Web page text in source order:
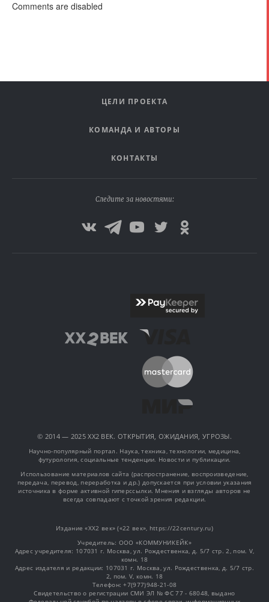
Comments are disabled
ЦЕЛИ ПРОЕКТА
КОМАНДА И АВТОРЫ
КОНТАКТЫ
Следите за новостями:
© 2014 — 2025 XX2 ВЕК. ОТКРЫТИЯ, ОЖИДАНИЯ, УГРОЗЫ.
Научно-популярный портал. Наука, техника, технологии, медицина,
футурология, социальные тенденции. Новости и публикации.
Использование материалов сайта (распространение, воспроизведение,
передача, перевод, переработка и др.) допускается при условии указания
источника в форме активной гиперссылки. Мнения и взгляды авторов не
всегда совпадают с точкой зрения редакции.
Издание «XX2 век» («22 век», https://22century.ru)
Учредитель: OOO «КОММУНИКЕЙК»
Адрес учредителя: 107031 г. Москва, ул. Рождественка, д. 5/7 стр. 2, пом. V,
комн. 18
Адрес издателя и редакции: 107031 г. Москва, ул. Рождественка, д. 5/7 стр.
2, пом. V, комн. 18
Телефон: +7(977)948-21-08
Свидетельство о регистрации СМИ ЭЛ № ФС 77 - 68048, выдано